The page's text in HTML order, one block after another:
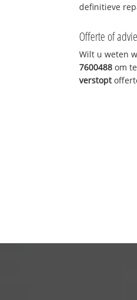
definitieve
Offerte of
Wilt u weten
7600488 om
verstopt